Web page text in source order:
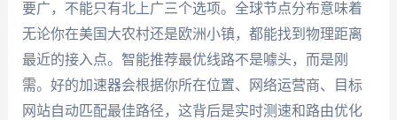
要广，不能只有北上广三个选项。全球节点分布意味着
无论你在美国大农村还是欧洲小镇，都能找到物理距离
最近的接入点。智能推荐最优线路不是噱头，而是刚
需。好的加速器会根据你所在位置、网络运营商、目标
网站自动匹配最佳路径，这背后是实时测速和路由优化